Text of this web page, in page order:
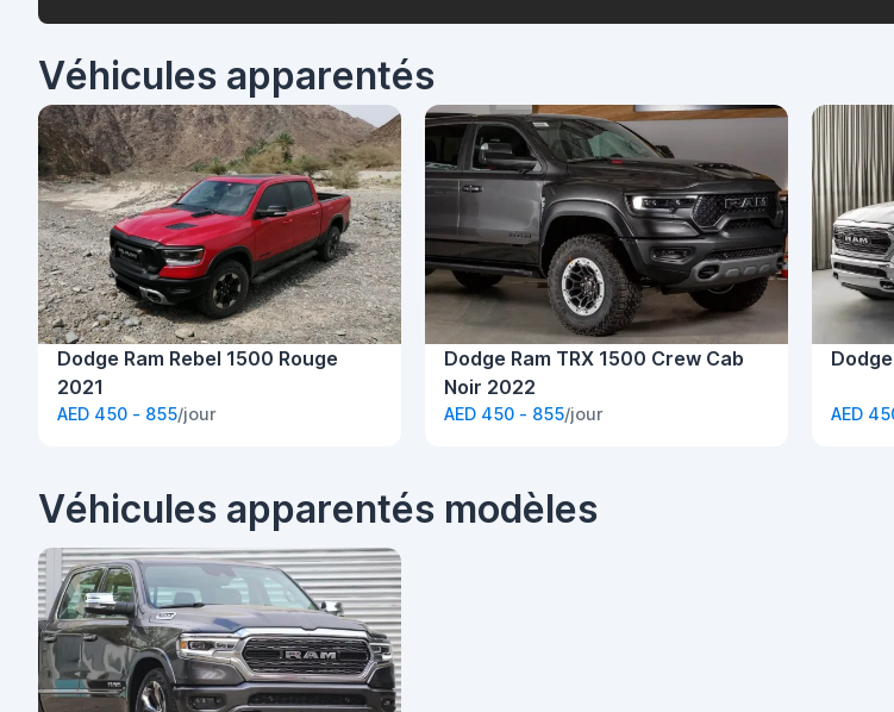
Véhicules apparentés
Dodge Ram Rebel 1500 Rouge
2021
AED 450 - 855/jour
Dodge Ram TRX 1500 Crew Cab
Noir 2022
AED 450 - 855/jour AED
Véhicules apparentés modèles